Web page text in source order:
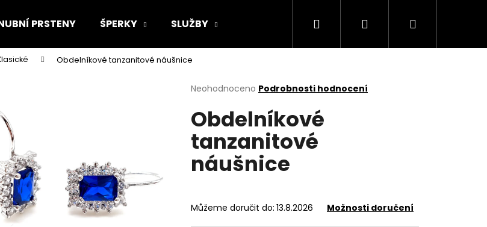
PRSTENY ŠPERKY SLUŽBY Hledat PřihlášeníNákupní
Obdelníkové tanzanitové náušnice
Průměrné
produktu
je
0,0
z
5
hvězdiček.
Neohodnoceno Podrobnosti hodnocení
Obdelníkové
tanzanitové
náušnice
Můžeme doručit do: 13.8.2026 Možnosti doručení
najít?